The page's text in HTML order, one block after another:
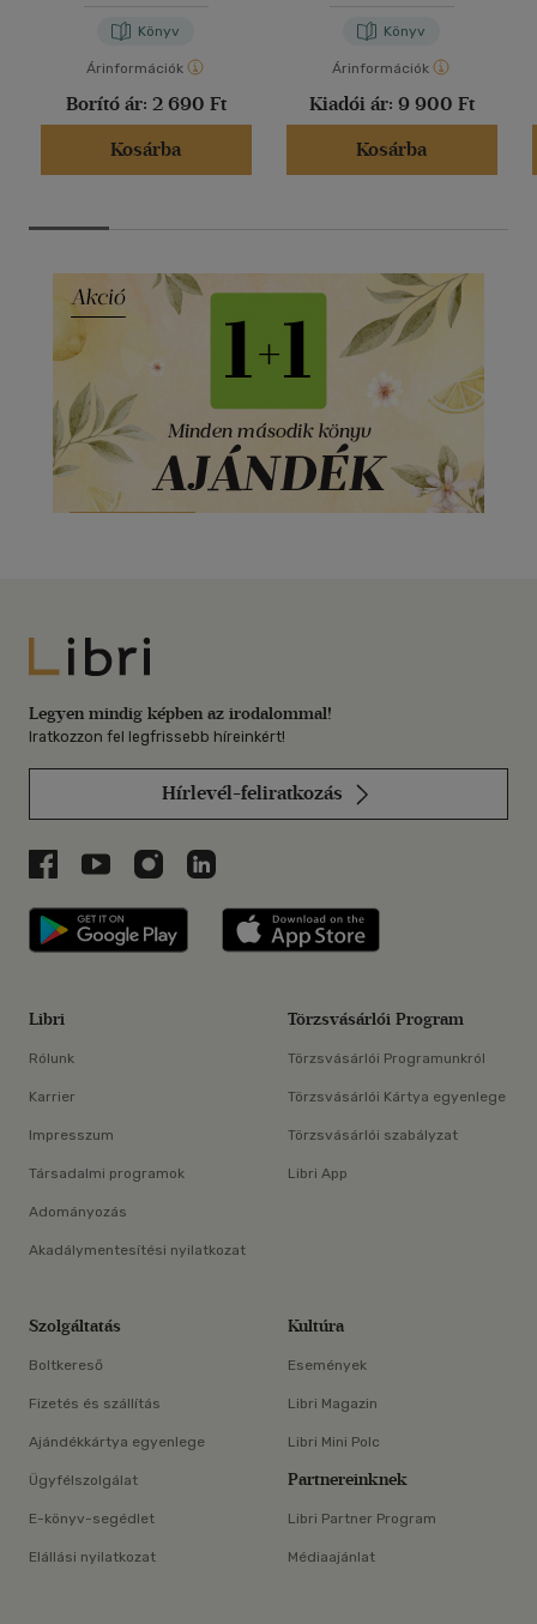
Könyv
Árinformációk
Borító ár: 2 690 Ft
Kosárba
Könyv
Árinformációk
Kiadói ár: 9 900 Ft
Kosárba
Libri
Legyen mindig képben az irodalommal!
Iratkozzon fel legfrissebb híreinkért!
Hírlevél-feliratkozás
Libri a Facebookon
Libri a Youtube-on
Libri az Instagramon
Libri a LinkedInen
Libri applikáció Szerezd meg: Google
Libri
Rólunk
Karrier
Impresszum
Társadalmi programok
Adományozás
Akadálymentesítési nyilatkozat
Törzsvásárlói Program
Törzsvásárlói Programunkról
Törzsvásárlói Kártya egyenlege
Törzsvásárlói szabályzat
Libri App
Szolgáltatás
Boltkereső
Fizetés és szállítás
Ajándékkártya egyenlege
Ügyfélszolgálat
E-könyv-segédlet
Elállási nyilatkozat
Kultúra
Események
Libri Magazin
Libri Mini Polc
Partnereinknek
Libri Partner Program
Médiaajánlat